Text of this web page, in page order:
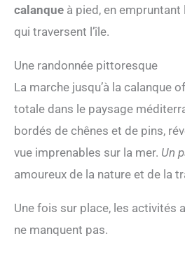
calanque à pied, en
qui traversent l’île.
Une randonnée pittoresque
La marche jusqu’à la calanque
totale dans le paysage
bordés de chênes et de pins,
vue imprenables sur la mer. Un
amoureux de la nature et de la
Une fois sur place, les activités
ne manquent pas.